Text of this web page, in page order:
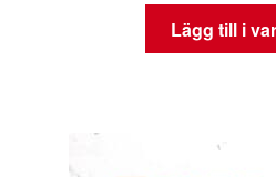
Lägg till i